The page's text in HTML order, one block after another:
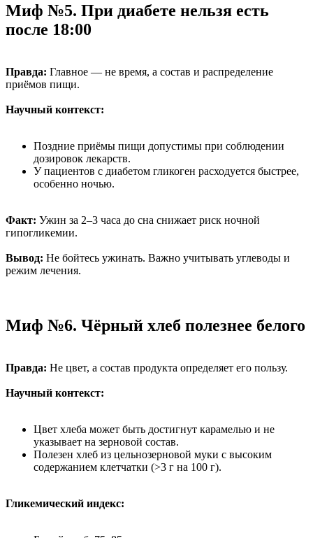
Миф №5. При диабете нельзя есть
после 18:00
Правда: Главное — не время, а состав и распределение
приёмов пищи.
Научный контекст:
Поздние приёмы пищи допустимы при соблюдении
дозировок лекарств.
У пациентов с диабетом гликоген расходуется быстрее,
особенно ночью.
Факт: Ужин за 2–3 часа до сна снижает риск ночной
гипогликемии.
Вывод: Не бойтесь ужинать. Важно учитывать углеводы и
режим лечения.
Миф №6. Чёрный хлеб полезнее белого
Правда: Не цвет, а состав продукта определяет его пользу.
Научный контекст:
Цвет хлеба может быть достигнут карамелью и не
указывает на зерновой состав.
Полезен хлеб из цельнозерновой муки с высоким
содержанием клетчатки (>3 г на 100 г).
Гликемический индекс: